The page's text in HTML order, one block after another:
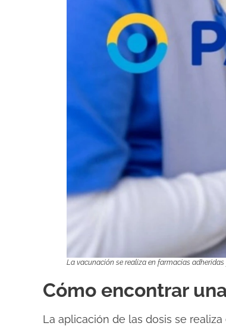
La vacunación se realiza en farmacias
Cómo encontrar
La aplicación de las dosis se